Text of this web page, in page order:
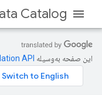
Catalog
این صفحه به‌وسیله